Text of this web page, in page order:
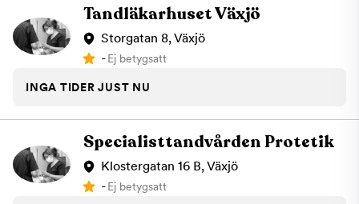
Tandläkarhuset Växjö
Storgatan 8, Växjö
-Ej betygsatt
INGA TIDER JUST NU
Specialisttandvården Protetik
Klostergatan 16 B, Växjö
-Ej betygsatt